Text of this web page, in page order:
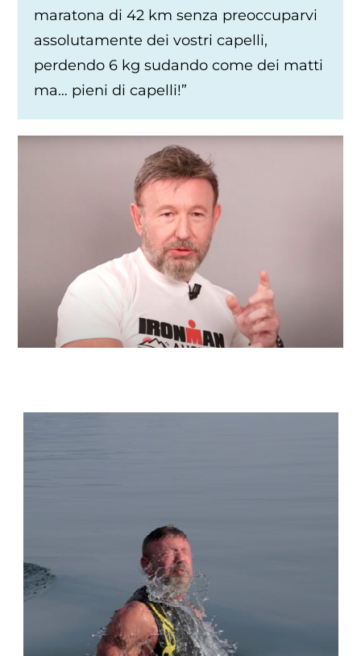
maratona di 42 km senza preoccuparvi
assolutamente dei vostri capelli,
perdendo 6 kg sudando come dei matti
ma… pieni di capelli!”